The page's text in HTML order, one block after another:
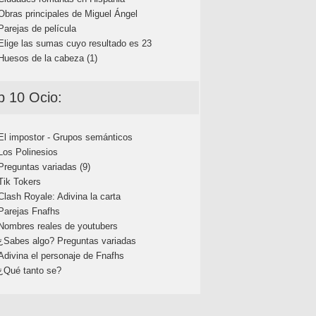
principales de Miguel Ángel
de película
las sumas cuyo resultado es 23
de la cabeza (1)
10 Ocio:
impostor - Grupos semánticos
Polinesios
variadas (9)
Tokers
Royale: Adivina la carta
Fnafhs
reales de youtubers
algo? Preguntas variadas
el personaje de Fnafhs
tanto se?